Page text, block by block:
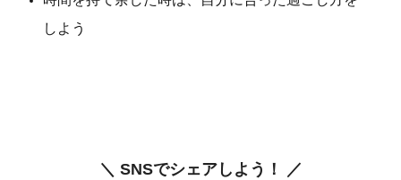
しよう
＼ SNSでシェアしよう！ ／